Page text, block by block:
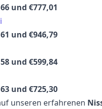
und €777,01
und €946,79
und €599,84
und €725,30
unseren erfahrenen